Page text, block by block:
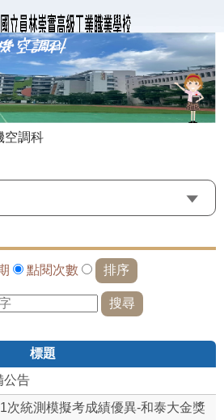
空調科
點閱次數
標題
公告
次統測模擬考成績優異-和泰大金獎